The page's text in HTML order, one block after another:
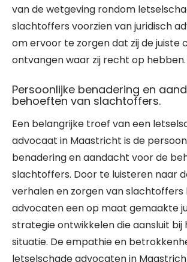
van de wetgeving rondom
slachtoffers voorzien van juridisch
om ervoor te zorgen dat zij de juiste
ontvangen waar zij recht op hebben.
Persoonlijke benadering en
behoeften van slachtoffers.
Een belangrijke troef van een
advocaat in Maastricht is de
benadering en aandacht voor de
slachtoffers. Door te luisteren naar
verhalen en zorgen van slachtoffers
advocaten een op maat gemaakte
strategie ontwikkelen die aansluit bij
situatie. De empathie en
letselschade advocaten in